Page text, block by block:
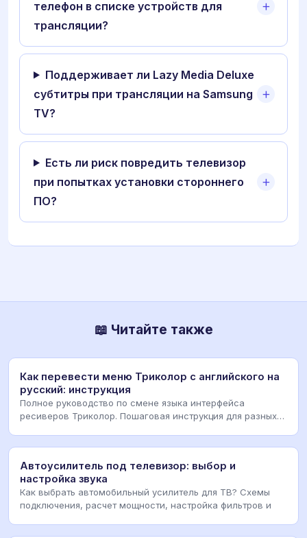
телефон в списке устройств для
трансляции?
Поддерживает ли Lazy Media Deluxe
субтитры при трансляции на Samsung
TV?
Есть ли риск повредить телевизор
при попытках установки стороннего
ПО?
📖 Читайте также
Как перевести меню Триколор с английского на
русский: инструкция
Полное руководство по смене языка интерфейса
ресиверов Триколор. Пошаговая инструкция для разных
Автоусилитель под телевизор: выбор и
настройка звука
Как выбрать автомобильный усилитель для ТВ? Схемы
подключения, расчет мощности, настройка фильтров и